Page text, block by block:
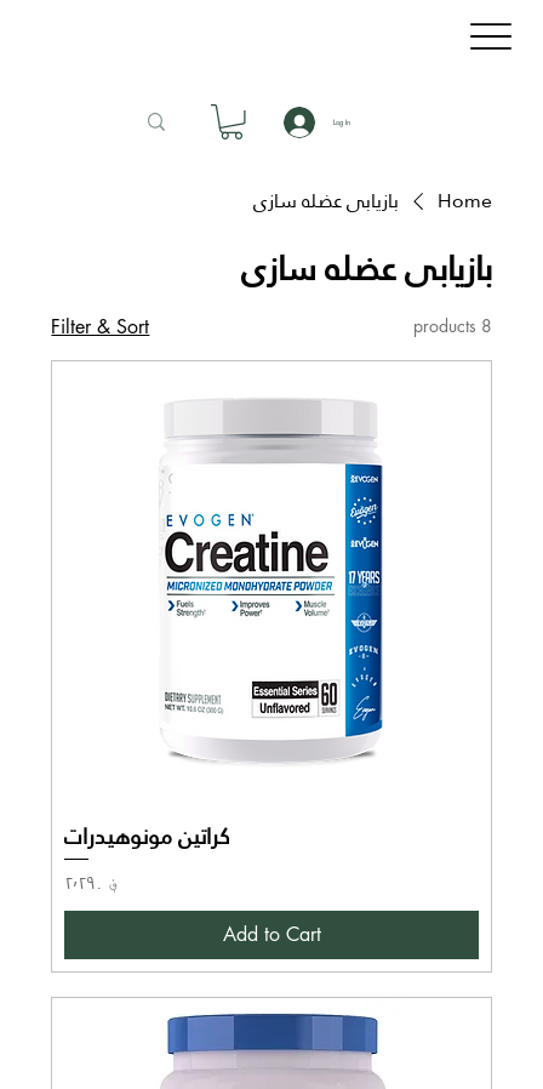
Log In
Home بازیابی عضله سازی
بازیابی عضله سازی
8 products
Filter & Sort
کراتین مونوهیدرات
Price
؋ ۲٬۲۹۰
Add to Cart